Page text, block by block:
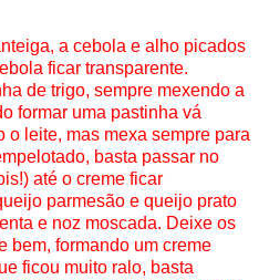
a cebola e alho picados
ficar transparente.
de trigo, sempre mexendo a
formar uma pastinha vá
o leite, mas mexa sempre para
basta passar no
até o creme ficar
parmesão e queijo prato
e noz moscada. Deixe os
bem, formando um creme
ficou muito ralo, basta